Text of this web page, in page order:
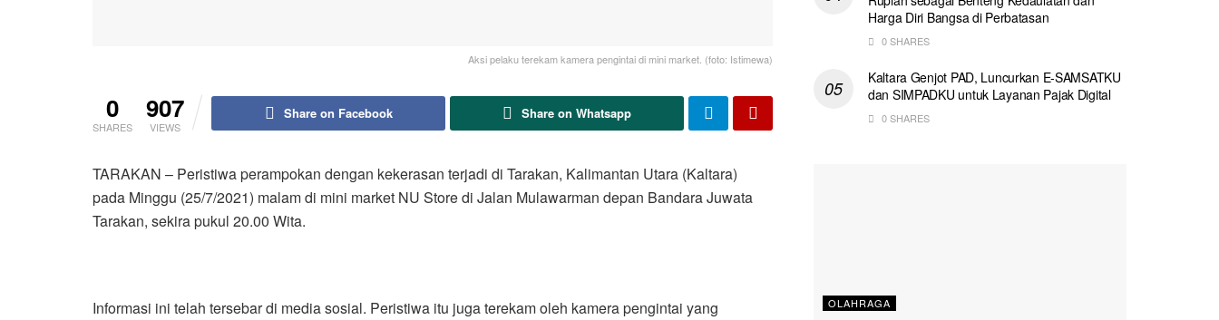
Aksi pelaku terekam kamera pengintai di mini market. (foto: Istimewa)
0
SHARES
907
VIEWS
Share on Facebook Share on Whatsapp
TARAKAN – Peristiwa perampokan dengan kekerasan terjadi di Tarakan, Kalimantan Utara (Kaltara)
pada Minggu (25/7/2021) malam di mini market NU Store di Jalan Mulawarman depan Bandara Juwata
Tarakan, sekira pukul 20.00 Wita.
Informasi ini telah tersebar di media sosial. Peristiwa itu juga terekam oleh kamera pengintai yang
Harga Diri Bangsa di Perbatasan
0 SHARES
Kaltara Genjot PAD, Luncurkan E-SAMSATKU
dan SIMPADKU untuk Layanan Pajak Digital
0 SHARES
OLAHRAGA